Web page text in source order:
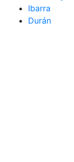
Ibarra
Durán